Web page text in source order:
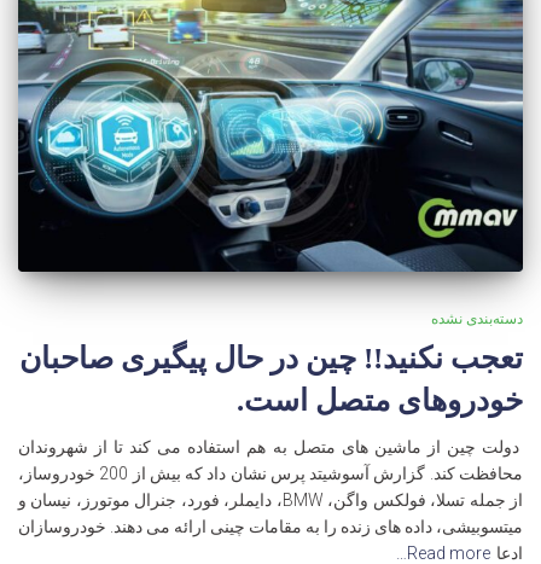
دسته‌بندی نشده
تعجب نکنید!! چین در حال پیگیری صاحبان
خودروهای متصل است.
دولت چین از ماشین های متصل به هم استفاده می کند تا از شهروندان
محافظت کند. گزارش آسوشیتد پرس نشان داد که بیش از 200 خودروساز،
از جمله تسلا، فولکس واگن، BMW، دایملر، فورد، جنرال موتورز، نیسان و
میتسوبیشی، داده های زنده را به مقامات چینی ارائه می دهند. خودروسازان
ادعا Read more…